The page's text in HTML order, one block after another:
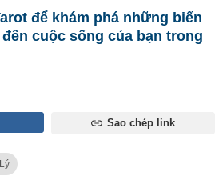
để khám phá những biến
cuộc sống của bạn trong
Sao chép link